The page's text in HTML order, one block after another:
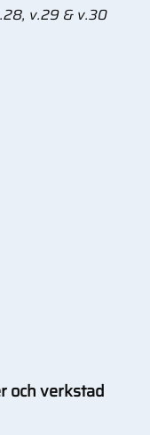
v.29 & v.30
och verkstad